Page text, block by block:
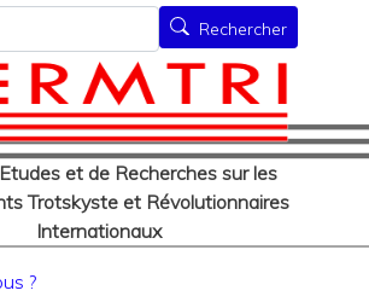
au
contenu
principal
du compte de
et de Recherches sur les
Trotskyste et Révolutionnaires
Internationaux
Rechercher
principale
?